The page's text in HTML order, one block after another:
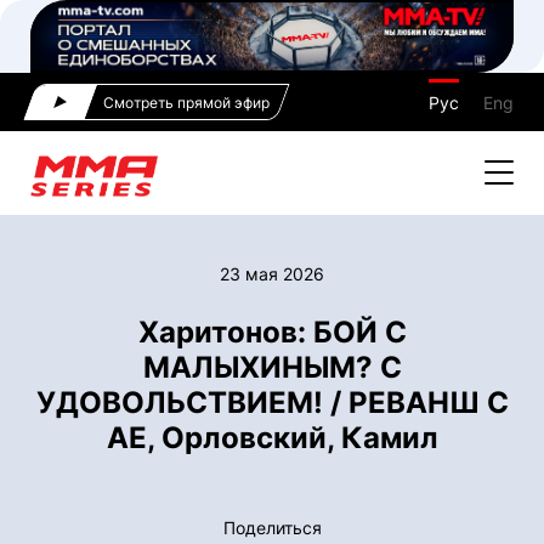
Смотреть прямой эфир Рус Eng
23 мая 2026
Харитонов: БОЙ С
МАЛЫХИНЫМ? С
УДОВОЛЬСТВИЕМ! / РЕВАНШ С
АЕ, Орловский, Камил
Поделиться